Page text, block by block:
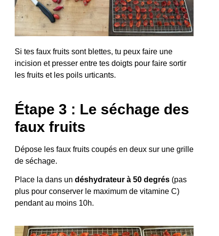
Si tes faux fruits sont blettes, tu peux faire une
incision et presser entre tes doigts pour faire sortir
les fruits et les poils urticants.
Étape 3 : Le séchage des
faux fruits
Dépose les faux fruits coupés en deux sur une grille
de séchage.
Place la dans un déshydrateur à 50 degrés (pas
plus pour conserver le maximum de vitamine C)
pendant au moins 10h.